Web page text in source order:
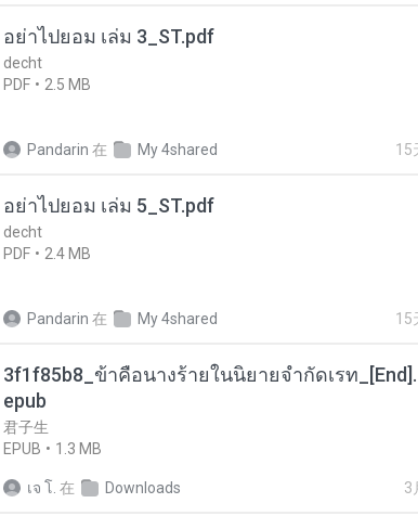
อย่าไปยอม เล่ม 3_ST.pdf
decht
PDF
2.5 MB
Pandarin 在 My 4shared 15
อย่าไปยอม เล่ม 5_ST.pdf
decht
PDF
2.4 MB
Pandarin 在 My 4shared 15
3f1f85b8_ข้าคือนางร้ายในนิยายจำกัดเรท_[End].
epub
君子生
EPUB
1.3 MB
เจ โ. 在 Downloads 3